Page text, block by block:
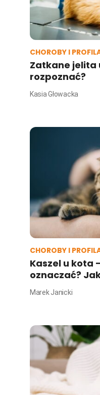
CHOROBY I
Zatkane jelita
rozpoznać?
Kasia Głowacka
CHOROBY I
Kaszel u kota
oznaczać?
Marek Janicki